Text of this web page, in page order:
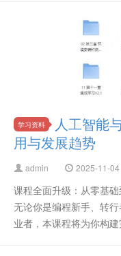
学习资料
人工智能
用与发展趋势
admin 2025-11-04
课程全面升级：从零基
无论你是编程新手、转
业者，本课程将为你构